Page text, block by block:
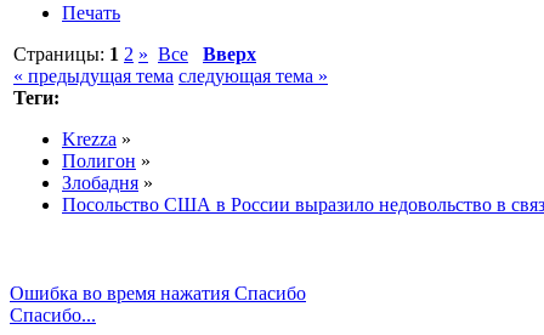
Печать
Страницы: 1 2 » Все
Вверх
« предыдущая тема следующая тема »
Теги:
Krezza »
Полигон »
Злобадня »
Посольство США в России выразило недовольство в
Ошибка во время нажатия Спасибо
Спасибо...